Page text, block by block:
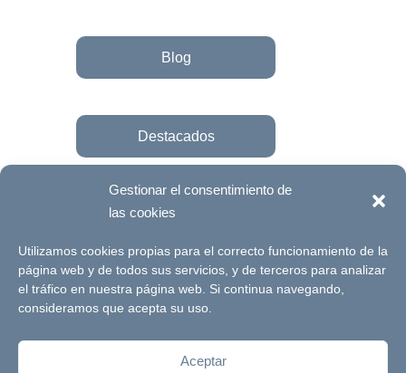
Gestionar el consentimiento de
las cookies
Utilizamos cookies propias para el correcto funcionamiento de la
página web y de todos sus servicios, y de terceros para analizar
el tráfico en nuestra página web. Si continua navegando,
consideramos que acepta su uso.
Aceptar
Blog
Destacados
Únete a la fundación
© Futuro Singular Córdoba 2017. Web
desarrollada por
Aviso Legal